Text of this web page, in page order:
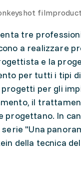
tre
a realizzare
e la
per tutti i tipi
per gli
il
progettano. In
"Una
della tecnica